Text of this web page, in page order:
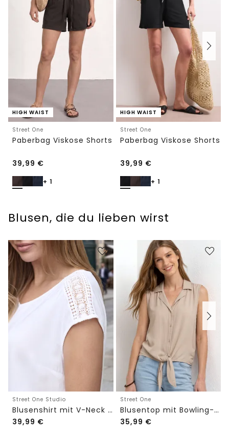
HIGH WAIST
Street One
Paberbag Viskose Shorts
39,99 €
+ 1
HIGH WAIST
Street One
Paberbag Viskose Shorts
39,99 €
+ 1
Blusen, die du lieben wirst
Street One Studio
Blusenshirt mit V-Neck und Spitze
39,99 €
Street One
Blusentop mit Bowling-Kragen und Knoten
35,99 €